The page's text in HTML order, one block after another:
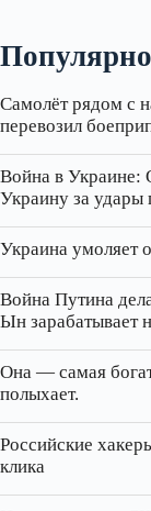
Самолёт рядом с
перевозил
Война в Украине:
Украину за
Украина умоляет
Война Путина
Ын зарабатывает
Она — самая
полыхает.
Российские
клика